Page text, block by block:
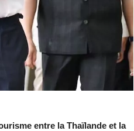
entre la Thaïlande et la